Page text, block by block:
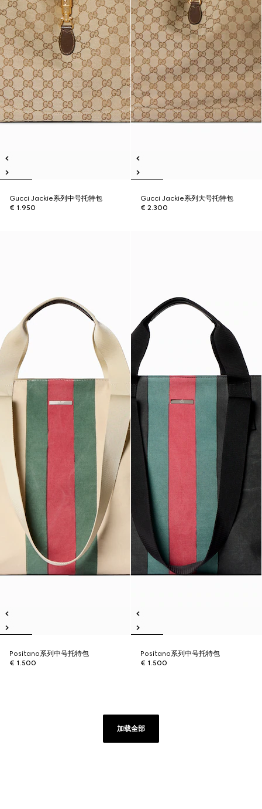
Gucci Jackie系列中号托特包
€ 1.950
Gucci Jackie系列大号托特包
€ 2.300
Positano系列中号托特包
€ 1.500
Positano系列中号托特包
€ 1.500
加载全部